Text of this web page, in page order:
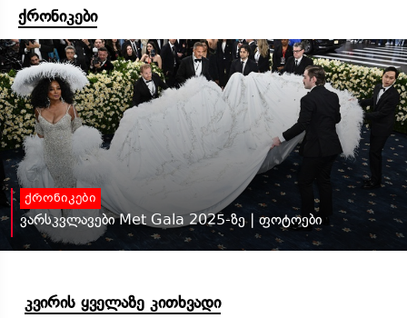
ქრონიკები
ქრონიკები
ვარსკვლავები Met Gala 2025-ზე | ფოტოები
კვირის ყველაზე კითხვადი